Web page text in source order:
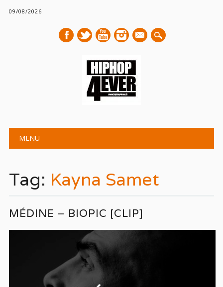
09/08/2026
mail
Main menu
MENU
Tag: Kayna Samet
MÉDINE – BIOPIC [CLIP]